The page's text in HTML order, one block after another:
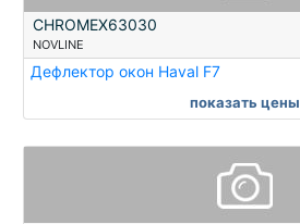
CHROMEX63030
NOVLINE
Дефлектор окон Haval F7
показать цены